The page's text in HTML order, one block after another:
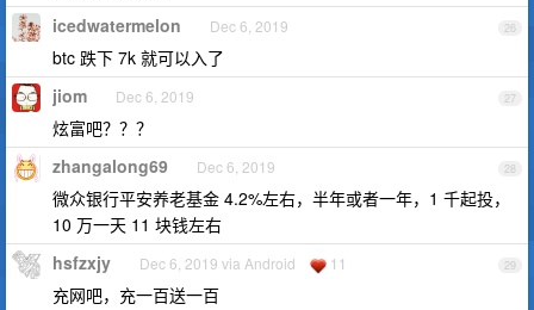
26
icedwatermelon Dec 6, 2019
btc 跌下 7k 就可以入了
27
jiom Dec 6, 2019
炫富吧？？？
28
zhangalong69 Dec 6, 2019
微众银行平安养老基金 4.2%左右，半年或者一年，1 千起投，
10 万一天 11 块钱左右
29
hsfzxjy Dec 6, 2019 via Android 11
充网吧，充一百送一百